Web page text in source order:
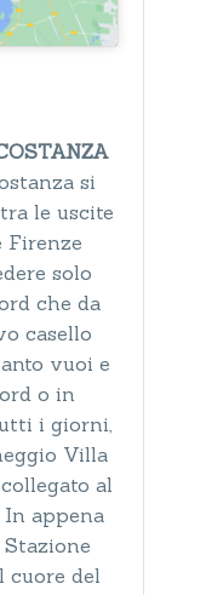
si
le uscite
Firenze
solo
che da
casello
vuoi e
o in
i giorni,
Villa
al
appena
cuore del